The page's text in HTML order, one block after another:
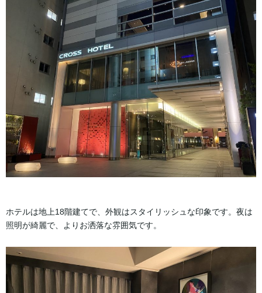
ホテルは地上18階建てで、外観はスタイリッシュな印象です。夜は
照明が綺麗で、よりお洒落な雰囲気です。